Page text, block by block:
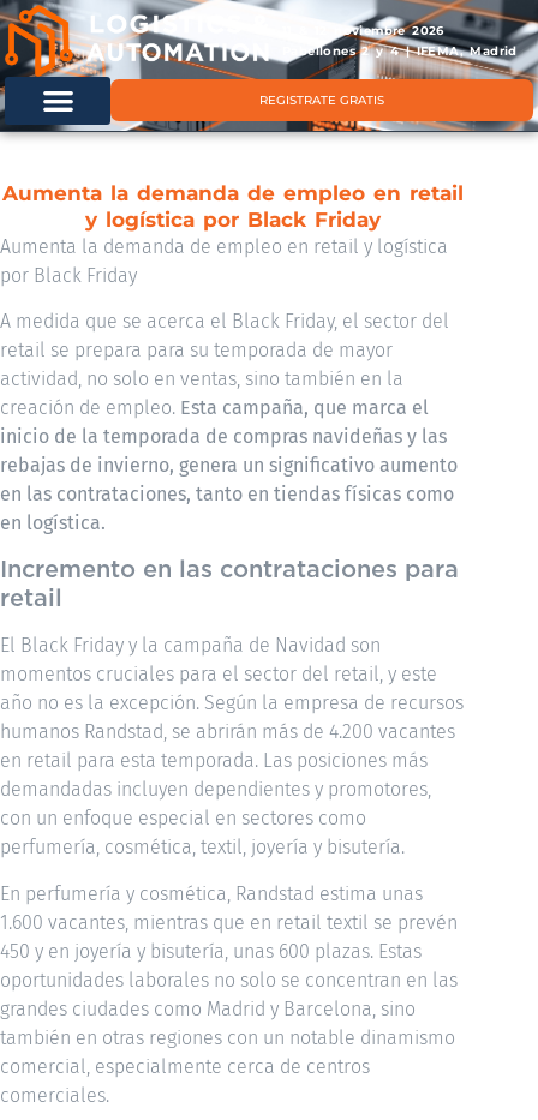
11 & 12 noviembre 2026
Pabellones 2 y 4 | IFEMA, Madrid
REGISTRATE GRATIS
Aumenta la demanda de empleo en retail
y logística por Black Friday
Aumenta la demanda de empleo en retail y logística
por Black Friday
A medida que se acerca el Black Friday, el sector del
retail se prepara para su temporada de mayor
actividad, no solo en ventas, sino también en la
creación de empleo. Esta campaña, que marca el
inicio de la temporada de compras navideñas y las
rebajas de invierno, genera un significativo aumento
en las contrataciones, tanto en tiendas físicas como
en logística.
Incremento en las contrataciones para
retail
El Black Friday y la campaña de Navidad son
momentos cruciales para el sector del retail, y este
año no es la excepción. Según la empresa de recursos
humanos Randstad, se abrirán más de 4.200 vacantes
en retail para esta temporada. Las posiciones más
demandadas incluyen dependientes y promotores,
con un enfoque especial en sectores como
perfumería, cosmética, textil, joyería y bisutería.
En perfumería y cosmética, Randstad estima unas
1.600 vacantes, mientras que en retail textil se prevén
450 y en joyería y bisutería, unas 600 plazas. Estas
oportunidades laborales no solo se concentran en las
grandes ciudades como Madrid y Barcelona, sino
también en otras regiones con un notable dinamismo
comercial, especialmente cerca de centros
comerciales.